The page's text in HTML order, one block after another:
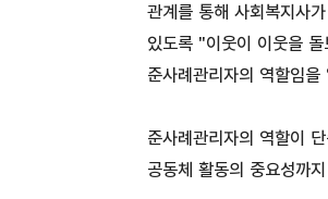
관계를 통해 사회복지사
있도록 "이웃이 이웃을
준사례관리자의 역할임을
준사례관리자의 역할이
공동체 활동의 중요성까